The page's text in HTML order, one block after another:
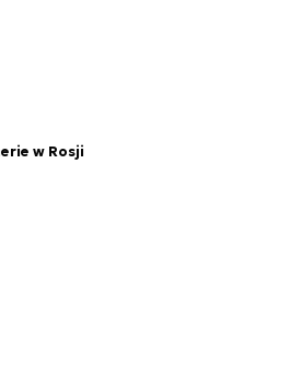
w Rosji